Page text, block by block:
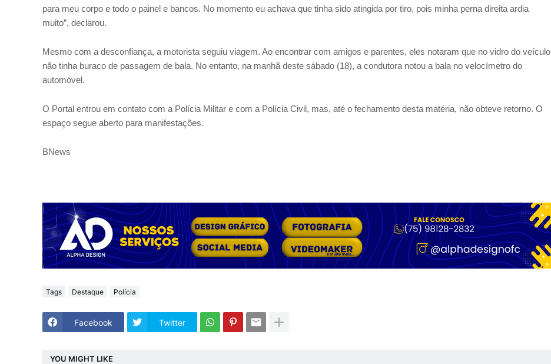
para meu corpo e todo o painel e bancos. No momento eu achava que tinha sido atingida por tiro, pois minha perna direita ardia
muito”, declarou.
Mesmo com a desconfiança, a motorista seguiu viagem. Ao encontrar com amigos e parentes, eles notaram que no vidro do veículo
não tinha buraco de passagem de bala. No entanto, na manhã deste sábado (18), a condutora notou a bala no velocímetro do
automóvel.
O Portal entrou em contato com a Polícia Militar e com a Polícia Civil, mas, até o fechamento desta matéria, não obteve retorno. O
espaço segue aberto para manifestações.
BNews
Tags Destaque Polícia
Facebook Twitter
YOU MIGHT LIKE